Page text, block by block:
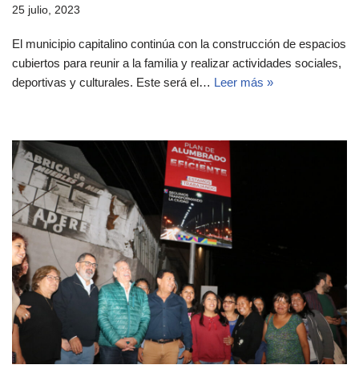
25 julio, 2023
El municipio capitalino continúa con la construcción de espacios
cubiertos para reunir a la familia y realizar actividades sociales,
deportivas y culturales. Este será el… Leer más »